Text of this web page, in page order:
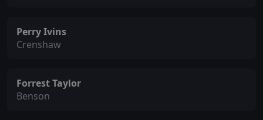
Perry Ivins
Crenshaw
Forrest Taylor
Benson